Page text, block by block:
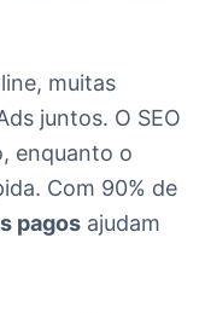
muitas
juntos. O SEO
enquanto o
Com 90% de
pagos ajudam